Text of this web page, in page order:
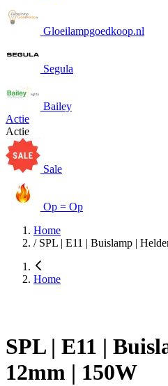
Gloeilampgoedkoop.nl
Segula
Bailey
Actie
Actie
Sale
Op = Op
Home
/ SPL | E11 | Buislamp |
Home
SPL | E11 |
12mm | 150W